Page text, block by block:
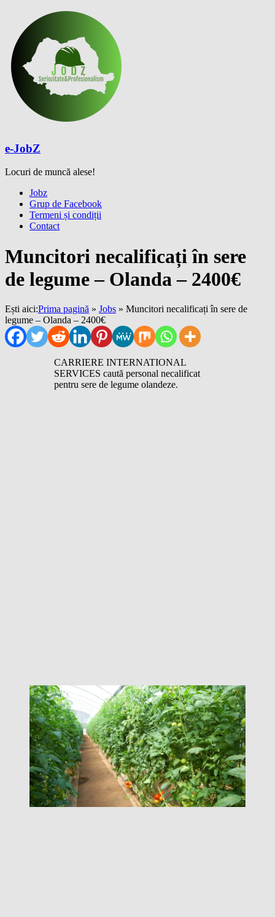
content
e-JobZ
Locuri de muncă alese!
Meniu Jobz
Grup de Facebook
Termeni și condiții
Contact
Muncitori necalificați în sere
de legume – Olanda – 2400€
Ești aici:Prima pagină » Jobs » Muncitori necalificați în sere de
legume – Olanda – 2400€
CARRIERE INTERNATIONAL
SERVICES caută personal necalificat
pentru sere de legume olandeze.